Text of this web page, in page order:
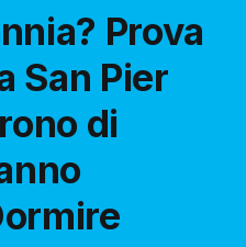
Prova
San Pier
di